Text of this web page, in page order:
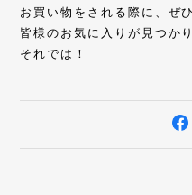
お買い物をされる際に、ぜ
皆様のお気に入りが見つか
それでは！